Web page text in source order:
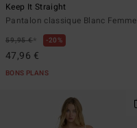
Keep It Straight
Pantalon classique Blanc Femme
59,95 €* 20%
47,96 €
BONS PLANS